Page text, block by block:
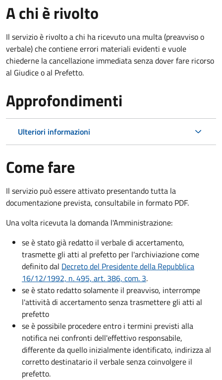
A chi è rivolto
Il servizio è rivolto a chi ha ricevuto una multa (preavviso o
verbale) che contiene errori materiali evidenti e vuole
chiederne la cancellazione immediata senza dover fare ricorso
al Giudice o al Prefetto.
Approfondimenti
Ulteriori informazioni
Come fare
Il servizio può essere attivato presentando tutta la
documentazione prevista, consultabile in formato PDF.
Una volta ricevuta la domanda l'Amministrazione:
se è stato già redatto il verbale di accertamento,
trasmette gli atti al prefetto per l'archiviazione come
definito dal Decreto del Presidente della Repubblica
16/12/1992, n. 495, art. 386, com. 3.
se è stato redatto solamente il preavviso, interrompe
l'attività di accertamento senza trasmettere gli atti al
prefetto
se è possibile procedere entro i termini previsti alla
notifica nei confronti dell'effettivo responsabile,
differente da quello inizialmente identificato, indirizza al
corretto destinatario il verbale senza coinvolgere il
prefetto.